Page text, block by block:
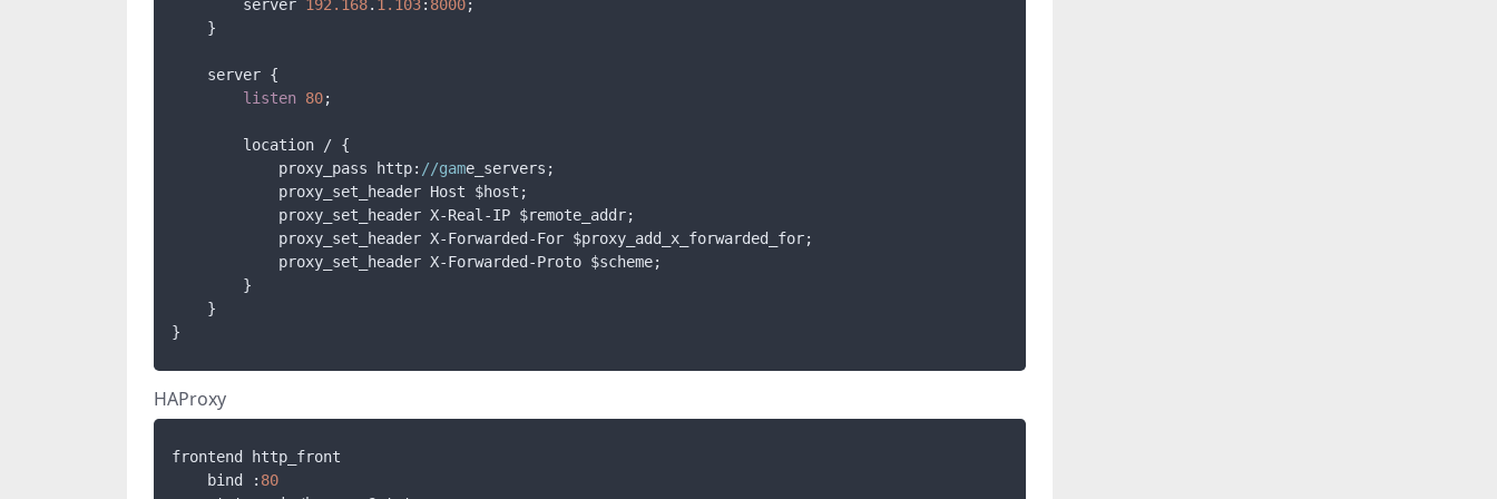
        server
192.168. 1.103: 8000;
    }
    server {
listen 80;
        location / {
            proxy_pass http:
//game_servers;
            proxy_set_header Host $host;
            proxy_set_header X-Real-IP $remote_addr;
            proxy_set_header X-Forwarded-For $proxy_add_x_forwarded_for;
            proxy_set_header X-Forwarded-Proto $scheme;
        }
    }
HAProxy
frontend http_front
    bind :
80